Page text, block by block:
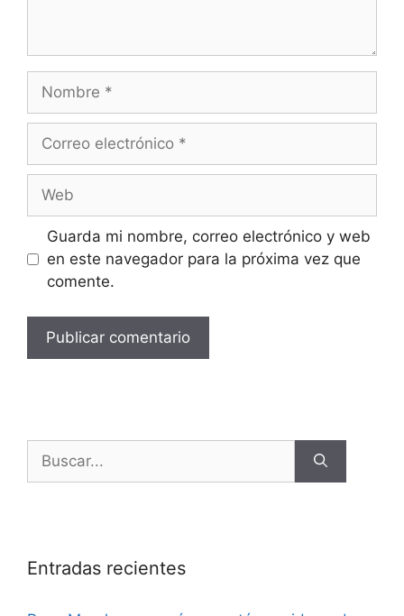
Guarda mi nombre, correo electrónico y web
en este navegador para la próxima vez que
comente.
Entradas recientes